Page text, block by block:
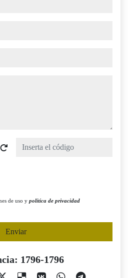
de uso y política de privacidad
Enviar
1796-1796